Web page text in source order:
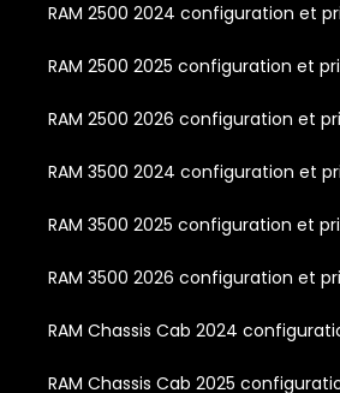
RAM 2500 2024 configuration et
RAM 2500 2025 configuration et
RAM 2500 2026 configuration et
RAM 3500 2024 configuration et
RAM 3500 2025 configuration et
RAM 3500 2026 configuration et
RAM Chassis Cab 2024
RAM Chassis Cab 2025